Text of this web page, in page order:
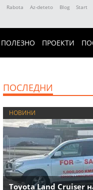
Rabota Az-deteto Blog Start
ПОЛЕЗНО ПРОЕКТИ
ПОСЛЕДНИ
НОВИНИ
Toyota Land Cruiser